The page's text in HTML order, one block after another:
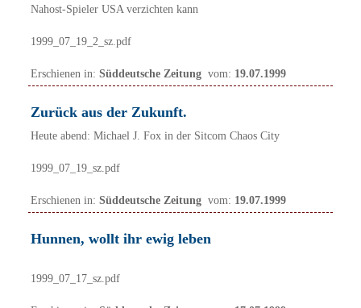
Nahost-Spieler USA verzichten kann
1999_07_19_2_sz.pdf
Erschienen in: Süddeutsche Zeitung vom: 19.07.1999
Zurück aus der Zukunft.
Heute abend: Michael J. Fox in der Sitcom Chaos City
1999_07_19_sz.pdf
Erschienen in: Süddeutsche Zeitung vom: 19.07.1999
Hunnen, wollt ihr ewig leben
1999_07_17_sz.pdf